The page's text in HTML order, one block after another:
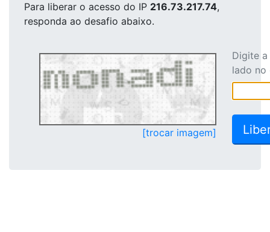
Para liberar o acesso do IP 216.73.217.74,
responda ao desafio abaixo.
[trocar imagem]
Digite
lado no